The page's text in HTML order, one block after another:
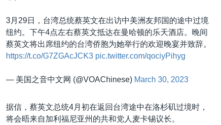
3月29日，台湾总统蔡英文在出访中美洲友邦国的途中过境
纽约。下午4点左右蔡英文抵达在曼哈顿的乐天酒店。晚间
蔡英文将出席纽约的台湾侨胞为她举行的欢迎晚宴并致辞。
https://t.co/G7ZGAcJCK3 pic.twitter.com/qociyPihyg
— 美国之音中文网 (@VOAChinese) March 30, 2023
据信，蔡英文总统4月初在返回台湾途中在洛杉矶过境时，
将会晤来自加利福尼亚州的共和党人麦卡锡议长。